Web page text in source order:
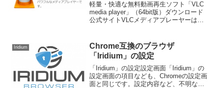
軽量・快適な無料動画再生ソフト「VLC
media player」（64bit版）ダウンロード
公式サイトVLCメディアプレーヤーは、
することも出来ます。が、普通に使うに
は...
Iridium
Chrome互換のブラウザ
「Iridium」の設定
「Iridium」の設定設定画面「Iridium」の
設定画面の項目なども、Chromeの設定画
面と同じです。設定内容など、不明な事